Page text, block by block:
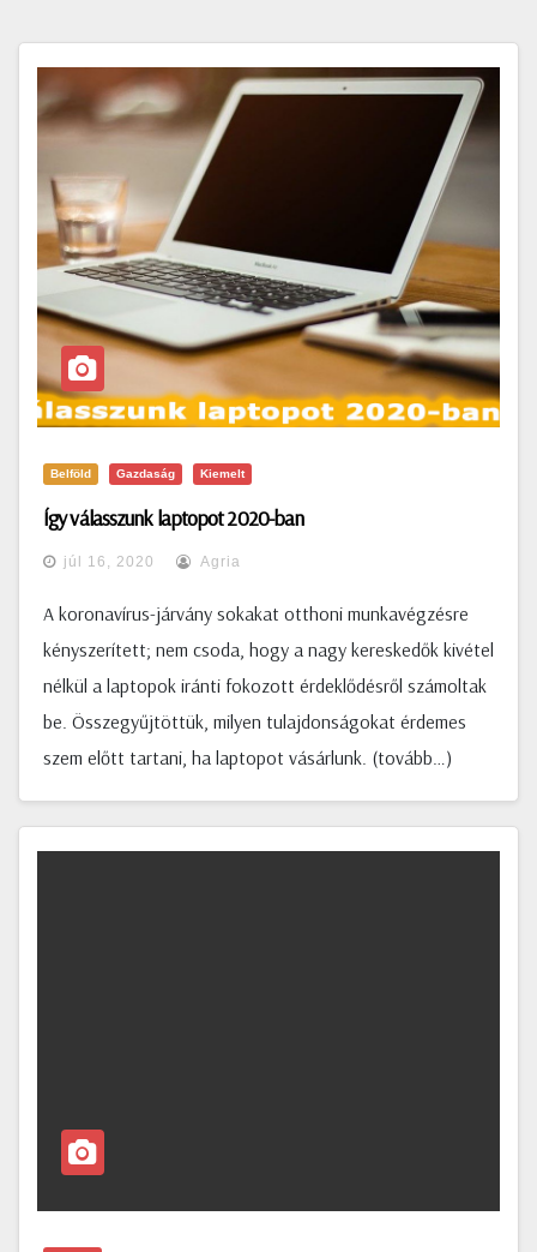
Belföld Gazdaság Kiemelt
Így válasszunk laptopot 2020-ban
júl 16, 2020 Agria
A koronavírus-járvány sokakat otthoni munkavégzésre
kényszerített; nem csoda, hogy a nagy kereskedők kivétel
nélkül a laptopok iránti fokozott érdeklődésről számoltak
be. Összegyűjtöttük, milyen tulajdonságokat érdemes
szem előtt tartani, ha laptopot vásárlunk. (tovább…)